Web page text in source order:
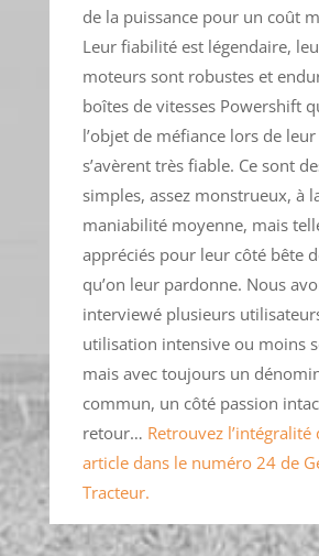
de la puissance pour un coût
Leur fiabilité est légendaire,
moteurs sont robustes et
boîtes de vitesses Powershift
l’objet de méfiance lors de
s’avèrent très fiable. Ce sont
simples, assez monstrueux, à
maniabilité moyenne, mais
appréciés pour leur côté bête
qu’on leur pardonne. Nous
interviewé plusieurs
utilisation intensive ou moins
mais avec toujours un
commun, un côté passion
retour… Retrouvez l’intégralité
article dans le numéro 24 de
Tracteur.